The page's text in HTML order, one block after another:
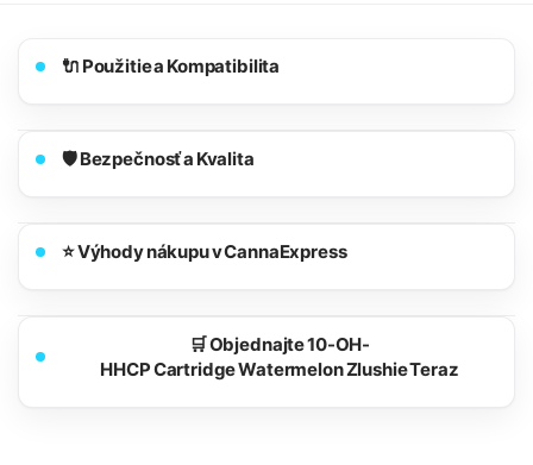
🔌 Použitie a Kompatibilita
🛡️ Bezpečnosť a Kvalita
⭐ Výhody nákupu v CannaExpress
🛒 Objednajte 10-OH-
HHCP Cartridge Watermelon Zlushie Teraz